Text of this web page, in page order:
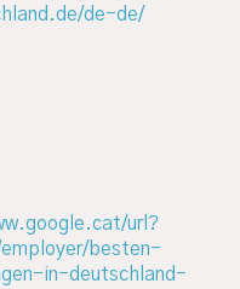
de-de/
url?
besten-
in-deutschland-